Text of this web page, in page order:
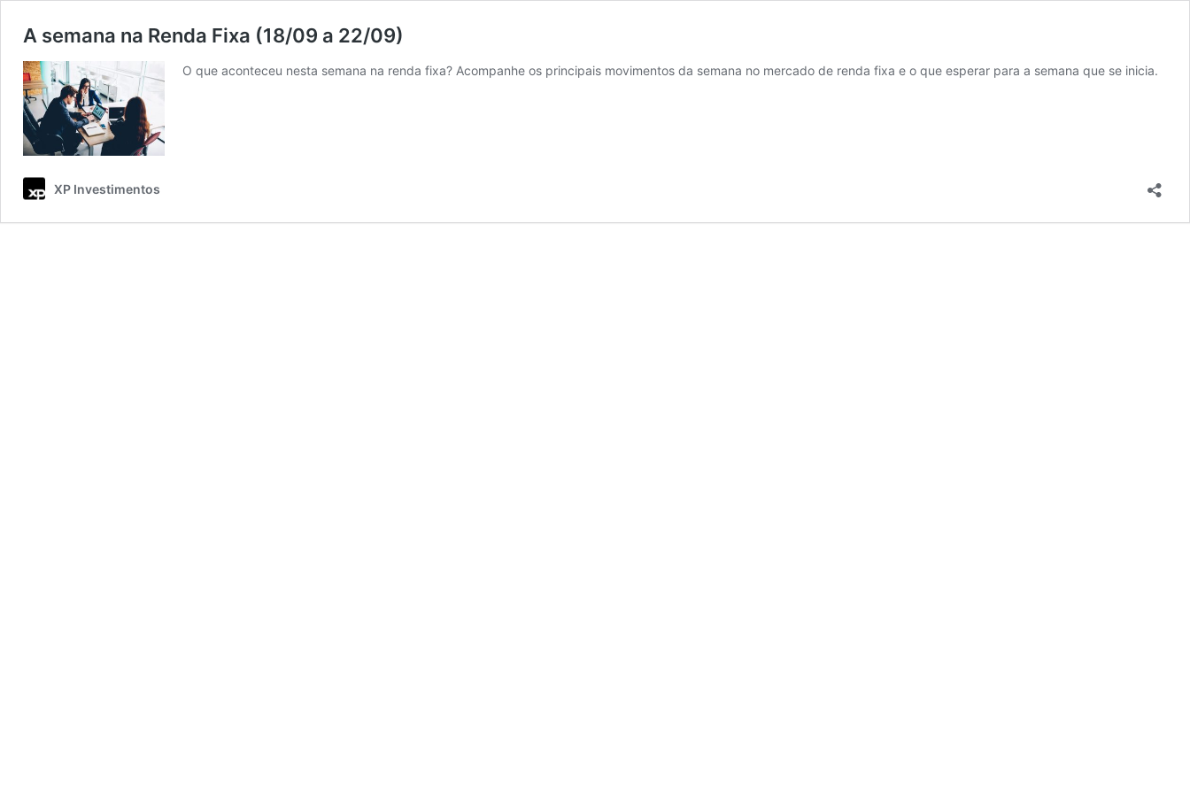
A semana na Renda Fixa (18/09 a 22/09)
O que aconteceu nesta semana na renda fixa? Acompanhe os principais movimentos da semana no mercado de renda fixa e o que esperar para a semana que se inicia.
XP Investimentos